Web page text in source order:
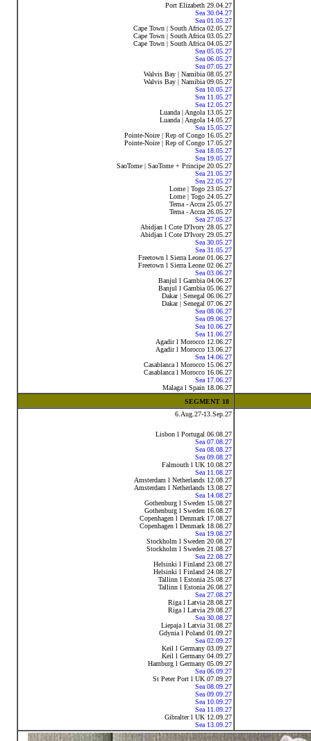
Port Elizabeth 29.04.27
Sea 30.04.27
Sea 01.05.27
Cape Town | South Africa 02.05.27
Cape Town | South Africa 03.05.27
Cape Town | South Africa 04.05.27
Sea 05.05.27
Sea 06.05.27
Sea 07.05.27
Walvis Bay | Namibia 08.05.27
Walvis Bay | Namibia 09.05.27
Sea 10.05.27
Sea 11.05.27
Sea 12.05.27
Luanda | Angola 13.05.27
Luanda | Angola 14.05.27
Sea 15.05.27
Pointe-Noire | Rep of Congo 16.05.27
Pointe-Noire | Rep of Congo 17.05.27
Sea 18.05.27
Sea 19.05.27
SaoTome | SaoTome + Principe 20.05.27
Sea 21.05.27
Sea 22.05.27
Lome | Togo 23.05.27
Lome | Togo 24.05.27
Tema - Accra 25.05.27
Tema - Accra 26.05.27
Sea 27.05.27
Abidjan l Cote D'Ivory 28.05.27
Abidjan l Cote D'Ivory 29.05.27
Sea 30.05.27
Sea 31.05.27
Freetown l Sierra Leone 01.06.27
Freetown l Sierra Leone 02.06.27
Sea 03.06.27
Banjul l Gambia 04.06.27
Banjul l Gambia 05.06.27
Dakar | Senegal 06.06.27
Dakar | Senegal 07.06.27
Sea 08.06.27
Sea 09.06.27
Sea 10.06.27
Sea 11.06.27
Agadir l Morocco 12.06.27
Agadir l Morocco 13.06.27
Sea 14.06.27
Casablanca l Morocco 15.06.27
Casablanca l Morocco 16.06.27
Sea 17.06.27
Malaga l Spain 18.06.27
SEGMENT 18
6.Aug.27-13.Sep.27
Lisbon l Portugal 06.08.27
Sea 07.08.27
Sea 08.08.27
Sea 09.08.27
Falmouth l UK 10.08.27
Sea 11.08.27
Amsterdam l Netherlands 12.08.27
Amsterdam l Netherlands 13.08.27
Sea 14.08.27
Gothenburg l Sweden 15.08.27
Gothenburg l Sweden 16.08.27
Copenhagen l Denmark 17.08.27
Copenhagen l Denmark 18.08.27
Sea 19.08.27
Stockholm l Sweden 20.08.27
Stockholm l Sweden 21.08.27
Sea 22.08.27
Helsinki l Finland 23.08.27
Helsinki l Finland 24.08.27
Tallinn l Estonia 25.08.27
Tallinn l Estonia 26.08.27
Sea 27.08.27
Riga l Latvia 28.08.27
Riga l Latvia 29.08.27
Sea 30.08.27
Liepaja l Latvia 31.08.27
Gdynia l Poland 01.09.27
Sea 02.09.27
Keil l Germany 03.09.27
Keil l Germany 04.09.27
Hamburg l Germany 05.09.27
Sea 06.09.27
St Peter Port l UK 07.09.27
Sea 08.09.27
Sea 09.09.27
Sea 10.09.27
Sea 11.09.27
Gibralter l UK 12.09.27
Sea 13.09.27